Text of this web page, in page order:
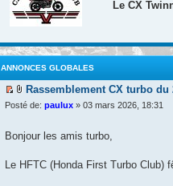
Le CX
ANNONCES GLOBALES
Rassemblement CX turbo du
Posté de: paulux » 03 mars 2026, 18:31
Bonjour les amis turbo,
Le HFTC (Honda First Turbo Club)